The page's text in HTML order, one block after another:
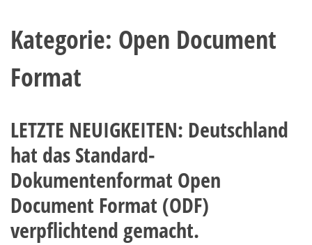
Kategorie: Open Document
Format
LETZTE NEUIGKEITEN: Deutschland
hat das Standard-
Dokumentenformat Open
Document Format (ODF)
verpflichtend gemacht.